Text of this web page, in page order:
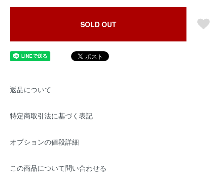
SOLD OUT
返品について
特定商取引法に基づく表記
オプションの値段詳細
この商品について問い合わせる